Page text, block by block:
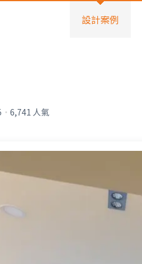
設計案例
· 6,741 人氣